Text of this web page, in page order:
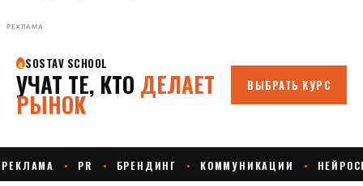
РЕКЛАМА